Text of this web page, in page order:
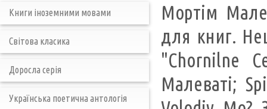
Мортім
для книг.
"Chornilne
Малеваті;
Книги іноземними мовами
Світова класика
Доросла серія
Українська поетична антологія